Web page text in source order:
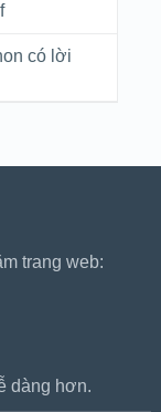
có lời
trang web:
dàng hơn.